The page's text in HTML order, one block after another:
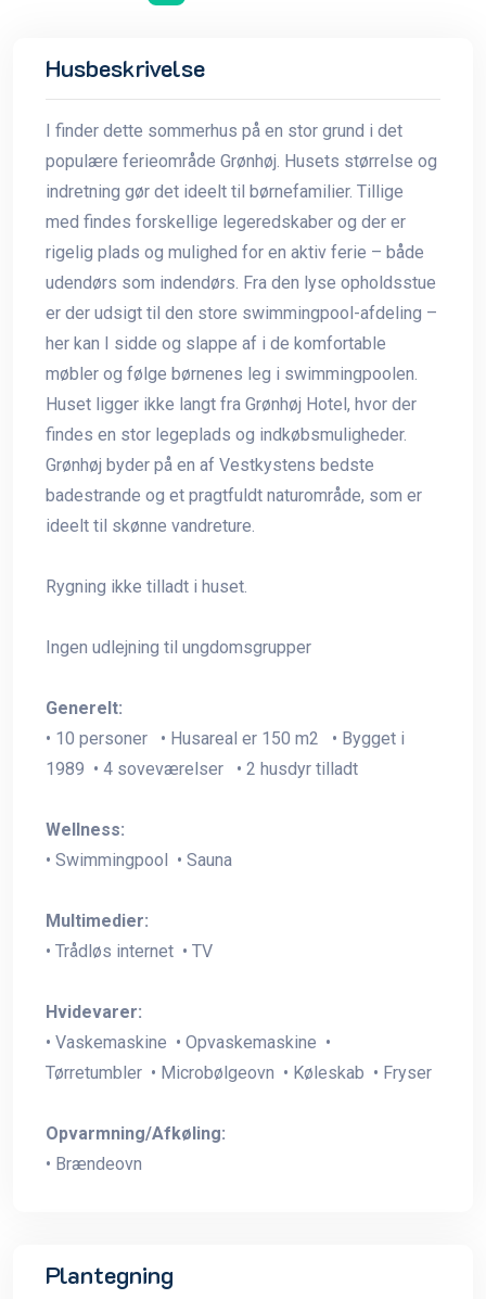
Husbeskrivelse
I finder dette sommerhus på en stor grund i det
populære ferieområde Grønhøj. Husets størrelse og
indretning gør det ideelt til børnefamilier. Tillige
med findes forskellige legeredskaber og der er
rigelig plads og mulighed for en aktiv ferie – både
udendørs som indendørs. Fra den lyse opholdsstue
er der udsigt til den store swimmingpool-afdeling –
her kan I sidde og slappe af i de komfortable
møbler og følge børnenes leg i swimmingpoolen.
Huset ligger ikke langt fra Grønhøj Hotel, hvor der
findes en stor legeplads og indkøbsmuligheder.
Grønhøj byder på en af Vestkystens bedste
badestrande og et pragtfuldt naturområde, som er
ideelt til skønne vandreture.
Rygning ikke tilladt i huset.
Ingen udlejning til ungdomsgrupper
Generelt:
• 10 personer • Husareal er 150 m2 • Bygget i
1989 • 4 soveværelser • 2 husdyr tilladt
Wellness:
• Swimmingpool • Sauna
Multimedier:
• Trådløs internet • TV
Hvidevarer:
• Vaskemaskine • Opvaskemaskine •
Tørretumbler • Microbølgeovn • Køleskab • Fryser
Opvarmning/Afkøling:
• Brændeovn
Plantegning